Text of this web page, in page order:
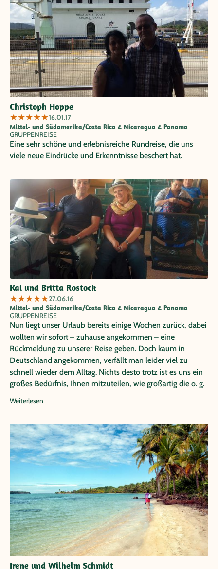
Christoph Hoppe
★★★★★16.01.17
Mittel- und Südamerika/Costa Rica & Nicaragua & Panama
GRUPPENREISE
Eine sehr schöne und erlebnisreiche Rundreise, die uns
viele neue Eindrücke und Erkenntnisse beschert hat.
Kai und Britta Rostock
★★★★★27.06.16
Mittel- und Südamerika/Costa Rica & Nicaragua & Panama
GRUPPENREISE
Nun liegt unser Urlaub bereits einige Wochen zurück, dabei
wollten wir sofort – zuhause angekommen – eine
Rückmeldung zu unserer Reise geben. Doch kaum in
Deutschland angekommen, verfällt man leider viel zu
schnell wieder dem Alltag. Nichts desto trotz ist es uns ein
großes Bedürfnis, Ihnen mitzuteilen, wie großartig die o. g.
nächste Reise (Argentinien in 2017) zu buchen! Die
Unterkünfte waren im Schnitt gut (eines der Hotelzimmer
war zu zweit einfach zu klein, sodass man sich entscheiden
musste, entweder den Koffer zu öffnen, oder die
Badezimmertür freizuhalten. Ein anderes Zimmer war
leider recht ungepflegt). Leider hatten wir nicht die
Möglichkeit, im Regenwald zu nächtigen; vergleichen mit
unserer Reise Ecuador/Galapagos hat das tatsächlich
gefehlt. Ganz besonders liegt uns am Herzen, an dieser
Stelle unsere Reiseleiterin „Elizabeth/Liz“, die uns in
Panama begleitet hat, in jeder Hinsicht zu loben: „Liz“ hat
uns mit einem freudigen Lächeln am Flughafen empfangen
und mit „feuchten Augen“ an die Grenze nach Nicaragua
Weiterlesen
Irene und Wilhelm Schmidt